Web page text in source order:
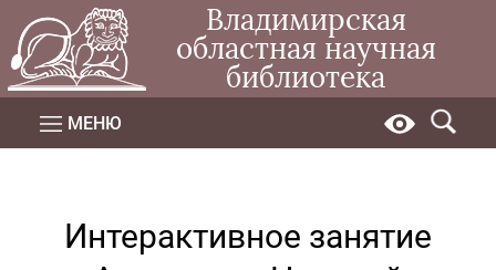
Владимирская
областная научная
библиотека
МЕНЮ
Интерактивное занятие